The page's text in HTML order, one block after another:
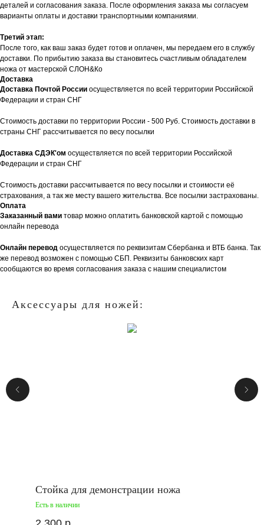
деталей и согласования заказа. После оформления заказа мы согласуем
варианты оплаты и доставки транспортными компаниями.
Третий этап:
После того, как ваш заказ будет готов и оплачен, мы передаем его в службу
доставки. По прибытию заказа вы становитесь счастливым обладателем
ножа от мастерской СЛОН&Ко
Доставка
Доставка Почтой России осуществляется по всей территории Российской
Федерации и стран СНГ
Стоимость доставки по территории России - 500 Руб. Стоимость доставки в
страны СНГ рассчитывается по весу посылки
Доставка СДЭК'ом осуществляется по всей территории Российской
Федерации и стран СНГ
Стоимость доставки рассчитывается по весу посылки и стоимости её
страхования, а так же месту вашего жительства. Все посылки застрахованы.
Оплата
Заказанный вами товар можно оплатить банковской картой с помощью
онлайн перевода
Онлайн перевод осуществляется по реквизитам Сбербанка и ВТБ банка. Так
же перевод возможен с помощью СБП. Реквизиты банковских карт
сообщаются во время согласования заказа с нашим специалистом
Аксессуары для ножей:
Стойка для демонстрации ножа
Есть в наличии